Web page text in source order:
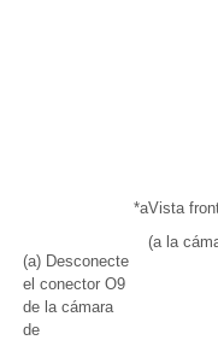
(a) Desconecte
el conector O9
de la cámara
de
*aVista
(a la